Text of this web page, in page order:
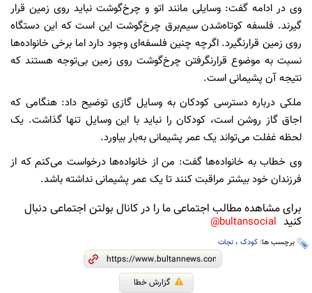
وی در ادامه گفت: وسایلی مانند اتو و چرخ‌گوشت نباید روی زمین قرار
گیرند. فلسفه کوتاه‌شدن سیم‌برق چرخ‌گوشت این است که این دستگاه
روی زمین قرارنگیرد. اگرچه چنین فلسفه‌ای وجود دارد اما برخی خانواده‌ها
نسبت به موضوع قرارنگرفتن چرخ‌گوشت روی زمین بی‌توجه هستند که
نتیجه آن پشیمانی است.
ملکی درباره دسترسی کودکان به وسایل گازی توضیح داد: هنگامی که
اجاق گاز روشن است، کودکان را نباید با این وسایل تنها گذاشت. یک
لحظه غفلت می‌تواند یک عمر پشیمانی به‌بار بیاورد.
وی خطاب به خانواده‌ها گفت: من از خانواده‌ها درخواست می‌کنم که از
فرزندان خود بیشتر مراقبت کنند تا یک عمر پشیمانی نداشته باشد.
برای مشاهده مطالب اجتماعی ما را در کانال بولتن اجتماعی دنبال
کنید bultansocial@
برچسب ها: کودک ، نجات
گزارش خطا